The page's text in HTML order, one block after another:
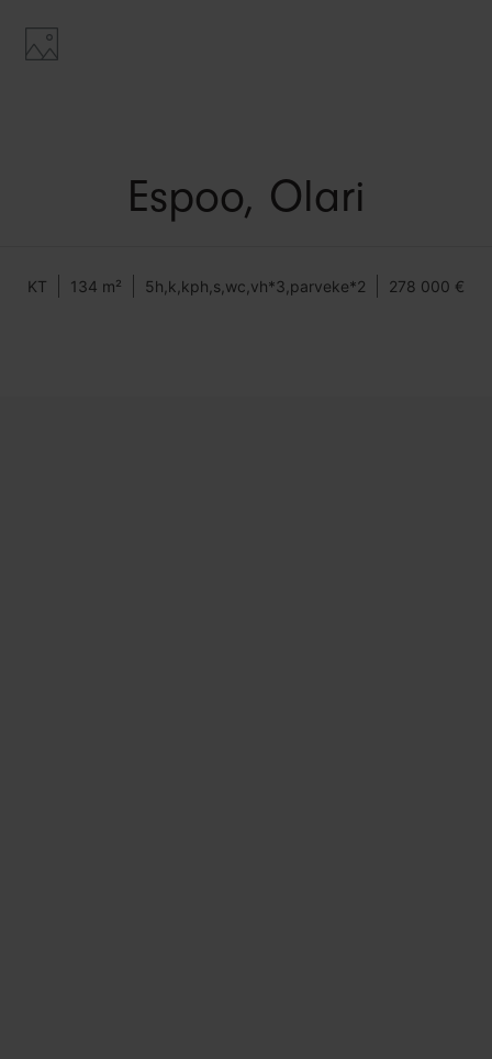
Espoo, Olari
KT 134 m² 5h,k,kph,s,wc,vh*3,parveke*2 278 000 €